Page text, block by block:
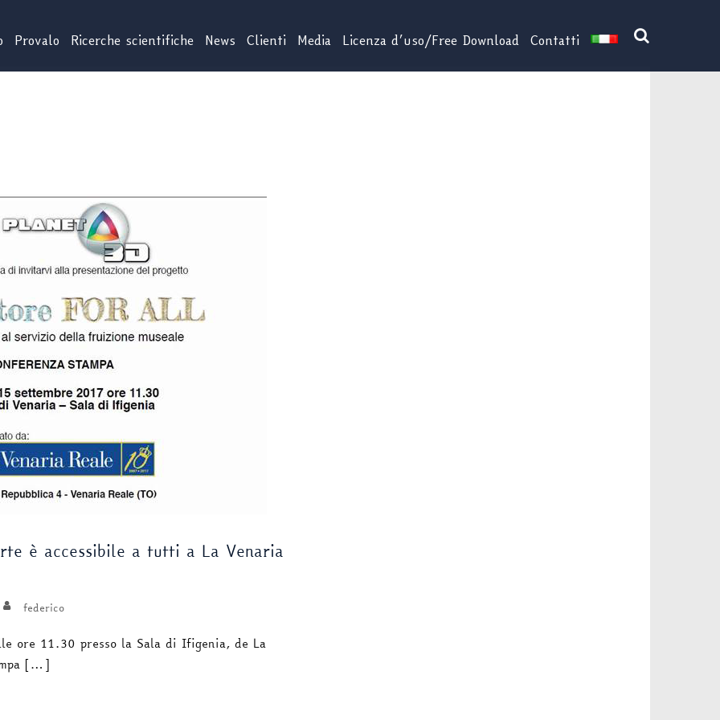
Provalo Ricerche scientifiche News Clienti Media Licenza d’uso/Free Download Contatti
è accessibile a tutti a La Venaria
federico
ore 11.30 presso la Sala di Ifigenia, de La
[…]